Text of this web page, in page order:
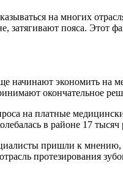
на многих
пояса. Этот
начинают экономить на
окончательное
на платные
в районе 17
пришли к мнению,
протезирования